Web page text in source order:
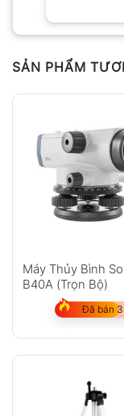
Chưa có đánh
Anh
Không có bình
SẢN PHẨM
Máy Thủy Bình
B40A (Trọn Bộ)
Đã bán